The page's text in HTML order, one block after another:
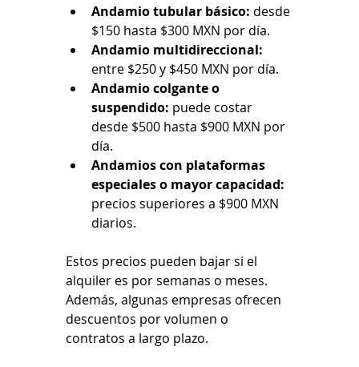
Andamio tubular básico: desde
$150 hasta $300 MXN por día.
Andamio multidireccional:
entre $250 y $450 MXN por día.
Andamio colgante o
suspendido: puede costar
desde $500 hasta $900 MXN por
día.
Andamios con plataformas
especiales o mayor capacidad:
precios superiores a $900 MXN
diarios.
Estos precios pueden bajar si el
alquiler es por semanas o meses.
Además, algunas empresas ofrecen
descuentos por volumen o
contratos a largo plazo.